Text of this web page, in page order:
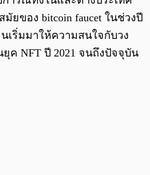
ยของ bitcoin faucet ในช่วงปี
เริ่มมาให้ความสนใจกับวง
ค NFT ปี 2021 จนถึงปัจจุบัน